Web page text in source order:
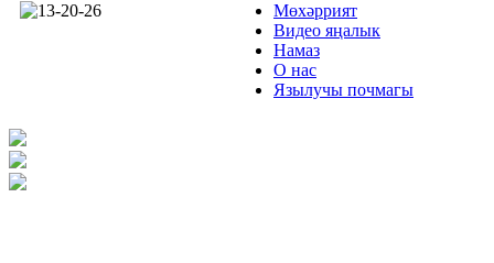
Мөхәррият
Видео яңалык
Намаз
О нас
Язылучы почмагы